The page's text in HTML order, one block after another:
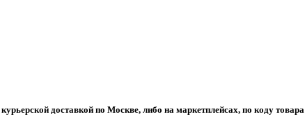
доставкой по Москве, либо на маркетплейсах, по коду товара